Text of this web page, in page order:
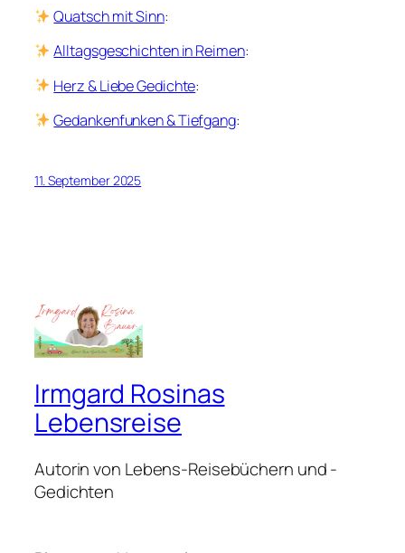
Quatsch mit Sinn:
Alltagsgeschichten in Reimen:
Herz & Liebe Gedichte:
Gedankenfunken & Tiefgang:
11. September 2025
Irmgard Rosinas
Lebensreise
Autorin von Lebens-Reisebüchern und -
Gedichten